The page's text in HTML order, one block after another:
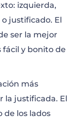
izquierda,
justificado. El
ser la mejor
fácil y bonito de
más
la justificada. El
de los lados